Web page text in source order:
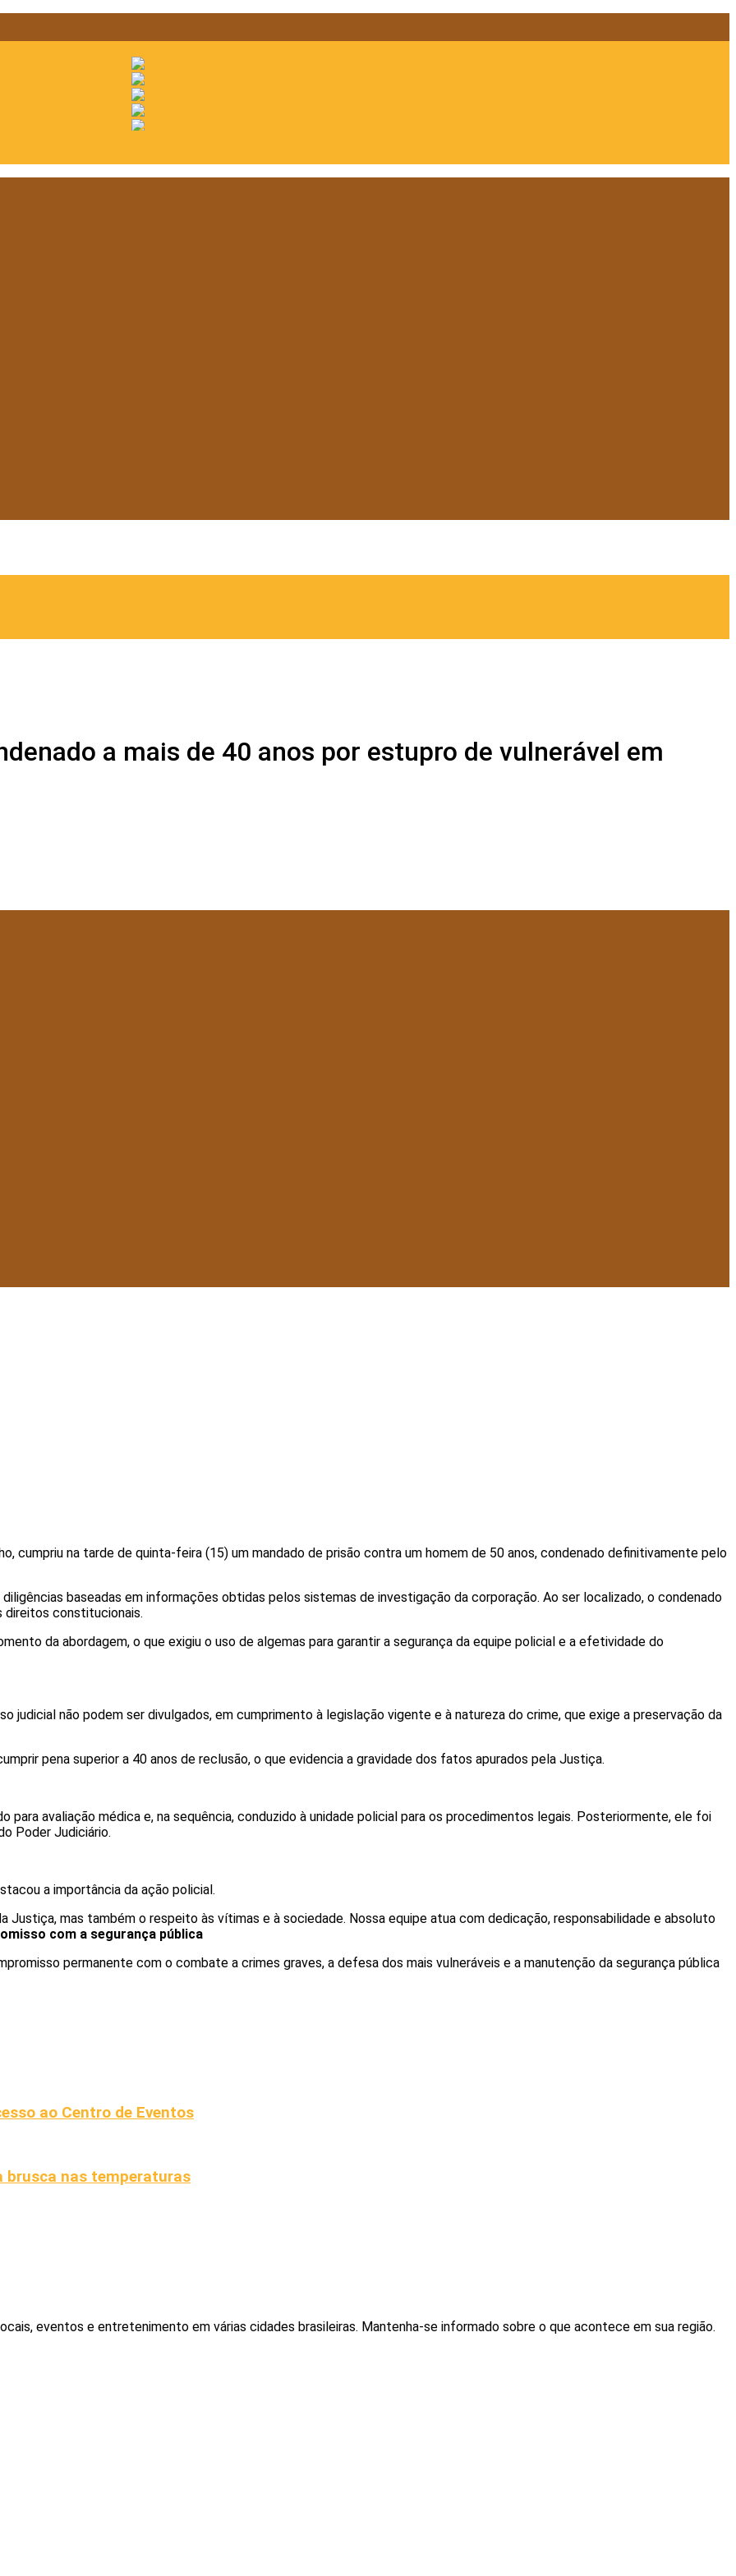
a mais de 40 anos por estupro de vulnerável em
cumpriu na tarde de quinta-feira (15) um mandado de prisão contra um homem de 50 anos, condenado definitivamente pelo
baseadas em informações obtidas pelos sistemas de investigação da corporação. Ao ser localizado, o condenado
direitos constitucionais.
da abordagem, o que exigiu o uso de algemas para garantir a segurança da equipe policial e a efetividade do
não podem ser divulgados, em cumprimento à legislação vigente e à natureza do crime, que exige a preservação da
pena superior a 40 anos de reclusão, o que evidencia a gravidade dos fatos apurados pela Justiça.
para avaliação médica e, na sequência, conduzido à unidade policial para os procedimentos legais. Posteriormente, ele foi
Poder Judiciário.
a importância da ação policial.
Justiça, mas também o respeito às vítimas e à sociedade. Nossa equipe atua com dedicação, responsabilidade e absoluto
com a segurança pública
permanente com o combate a crimes graves, a defesa dos mais vulneráveis e a manutenção da segurança pública
ao Centro de Eventos
brusca nas temperaturas
eventos e entretenimento em várias cidades brasileiras. Mantenha-se informado sobre o que acontece em sua região.